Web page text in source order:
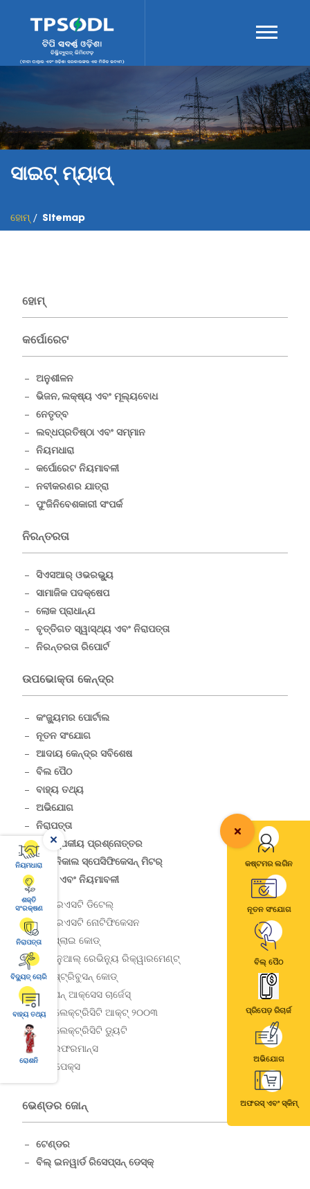
ନିୟମଧାରା
ଶକ୍ତି
ସଂରକ୍ଷଣ
ନିରାପତ୍ତା
ବିଦ୍ୟୁତ୍ ଚୋରି
ବାହ୍ୟ ତଥ୍ୟ
ରୋଶନି
କଷ୍ଟମର ଲଗିନ
ନୂତନ ସଂଯୋଗ
ବିଲ୍ ପୈଠ
ପ୍ରିପେଡ଼ ରିଚାର୍ଜ
ଅଭିଯୋଗ
ଅଫରସ୍ ଏବଂ ସ୍କିମ୍
ସାଇଟ୍ ମ୍ୟାପ୍
ହୋମ୍ Sitemap
ହୋମ୍
କର୍ପୋରେଟ
ଅନୁଶୀଳନ
ଭିଜନ, ଲକ୍ଷ୍ୟ ଏବଂ ମୂଲ୍ୟବୋଧ
ନେତୃତ୍ବ
ଲବ୍ଧପ୍ରତିଷ୍ଠା ଏବଂ ସମ୍ମାନ
ନିୟମଧାରା
କର୍ପୋରେଟ ନିୟମାବଳୀ
ନବୀକରଣର ଯାତ୍ରା
ପୁଂଜିନିବେଶକାରୀ ସଂପର୍କ
ନିରନ୍ତରତା
ସିଏସଆର୍ ଓଭରଭ୍ୟୁ
ସାମାଜିକ ପଦକ୍ଷେପ
ଲୋକ ପ୍ରାଧାନ୍ଯ
ବୃତ୍ତିଗତ ସ୍ୱାସ୍ଥ୍ୟ ଏବଂ ନିରାପତ୍ତା
ନିରନ୍ତରତା ରିପୋର୍ଟ
ଉପଭୋକ୍ତା କେନ୍ଦ୍ର
କଂଜ୍ୟୁମର ପୋର୍ଟାଲ
ନୂତନ ସଂଯୋଗ
ଆଦାୟ କେନ୍ଦ୍ର ସବିଶେଷ
ବିଲ ପୈଠ
ବାହ୍ୟ ତଥ୍ୟ
ଅଭିଯୋଗ
ନିରାପତ୍ତା
ଆବଶ୍ଯକୀୟ ପ୍ରଶ୍ନୋତ୍ତର
ଟେକ୍ନିକାଲ ସ୍ପେସିଫିକେସନ୍ ମିଟର୍
ଶୁଳ୍କ ଏବଂ ନିୟମାବଳୀ
ଆରଏସଟି ଡିଟେଲ୍
ଆରଏସଟି ନୋଟିଫିକେସନ
ସପ୍ଲାଇ କୋଡ୍
ଆନୁଆଲ୍ ରେଭିନ୍ୟୁ ରିକ୍ୱାରମେଣ୍ଟ୍
ଡିଷ୍ଟ୍ରିବୁସନ୍ କୋଡ୍
ଓପନ୍ ଆକ୍ସେସ ଚାର୍ଜେସ୍
ଇଲେକ୍ଟ୍ରିସିଟି ଆକ୍ଟ୍ ୨୦୦୩
ଇଲେକ୍ଟ୍ରିସିଟି ଡ୍ୟୁଟି
ପରଫରମାନ୍ସ
କାପେକ୍ସ
ଭେଣ୍ଡର ଜୋନ୍
ଟେଣ୍ଡର
ବିଲ୍ ଇନୱାର୍ଡ ରିସେପ୍ସନ୍ ଡେସ୍କ୍